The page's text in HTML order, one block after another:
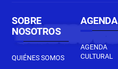
SOBRE
NOSOTROS
QUIÉNES SOMOS
AGENDA
AGENDA
CULTURAL